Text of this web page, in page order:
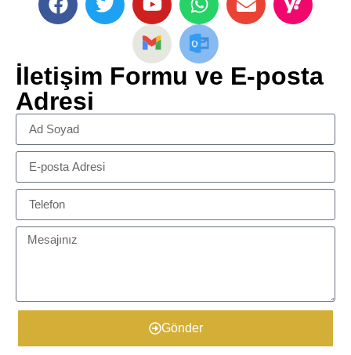
İletişim Formu ve E-posta
Adresi
Gönder